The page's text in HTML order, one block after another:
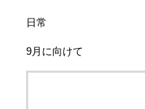
日常
9月に向けて